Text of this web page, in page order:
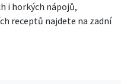
i horkých nápojů,
receptů najdete na zadní